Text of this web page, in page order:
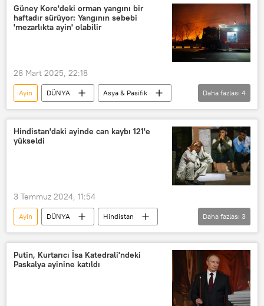
Rusya Ortodoks Kilisesi Patriği Kirill
Kurtarıcı İsa Katedrali
Moskova
Güney Kore'deki orman yangını bir
haftadır sürüyor: Yangının sebebi
'mezarlıkta ayin' olabilir
28 Mart 2025, 22:18
Ayin DÜNYA
Asya & Pasifik
Güney Kore
Yangın
Yangın söndürme
Mezarlık
Daha fazlası 4
Hindistan'daki ayinde can kaybı 121'e
yükseldi
3 Temmuz 2024, 11:54
Ayin DÜNYA
Hindistan
Dua
izdiham Can kaybı
Daha fazlası 3
Putin, Kurtarıcı İsa Katedrali'ndeki
Paskalya ayinine katıldı